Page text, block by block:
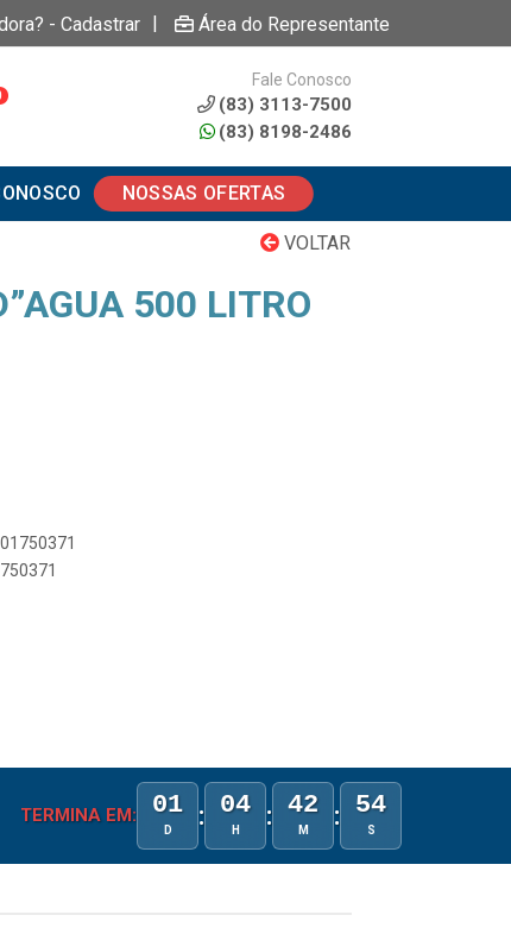
- Cadastrar | Área do Representante
Fale Conosco
(83) 3113-7500
(83) 8198-2486
NOSSAS OFERTAS
VOLTAR
500 LITRO
TERMINA EM: 01
D : 04
H : 42
M : 53
S